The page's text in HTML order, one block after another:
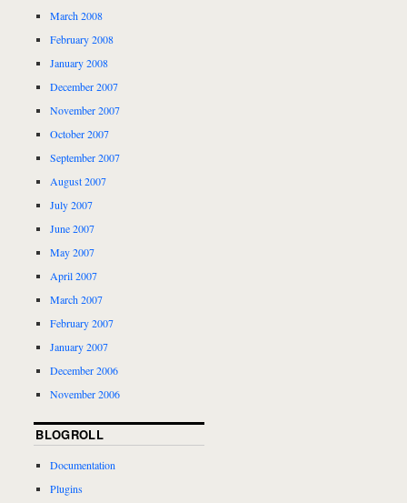
March 2008
February 2008
January 2008
December 2007
November 2007
October 2007
September 2007
August 2007
July 2007
June 2007
May 2007
April 2007
March 2007
February 2007
January 2007
December 2006
November 2006
BLOGROLL
Documentation
Plugins